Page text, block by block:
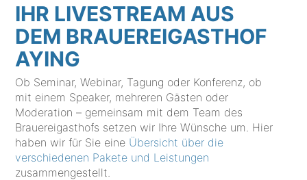
IHR LIVESTREAM AUS
DEM BRAUEREIGASTHOF
AYING
Ob Seminar, Webinar, Tagung oder Konferenz, ob
mit einem Speaker, mehreren Gästen oder
Moderation – gemeinsam mit dem Team des
Brauereigasthofs setzen wir Ihre Wünsche um. Hier
haben wir für Sie eine Übersicht über die
verschiedenen Pakete und Leistungen
zusammengestellt.